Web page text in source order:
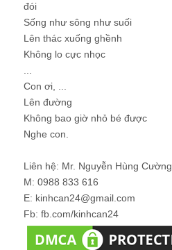
đói
Sống như sông như suối
Lên thác xuống ghềnh
Không lo cực nhọc
Con ơi, ...
Lên đường
Không bao giờ nhỏ bé được
Nghe con.
Liên hệ: Mr. Nguyễn Hùng Cường
M: 0988 833 616
E: kinhcan24@gmail.com
Fb: fb.com/kinhcan24